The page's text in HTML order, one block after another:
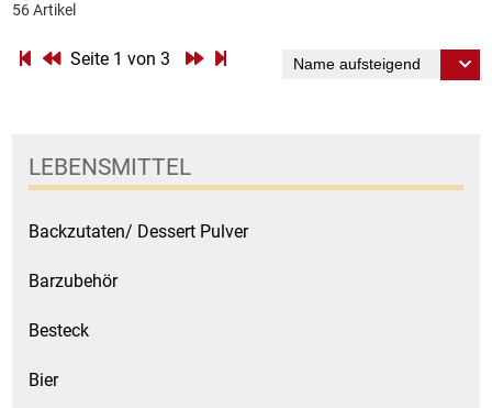
LEBENSMITTEL
Backzutaten/ Dessert Pulver
Barzubehör
Besteck
Bier
56 Artikel
Seite 1 von 3